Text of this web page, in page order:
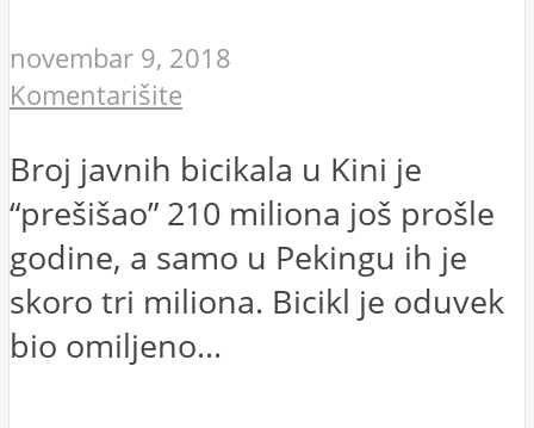
novembar 9, 2018
Komentarišite
Broj javnih bicikala u Kini je
“prešišao” 210 miliona još prošle
godine, a samo u Pekingu ih je
skoro tri miliona. Bicikl je oduvek
bio omiljeno...